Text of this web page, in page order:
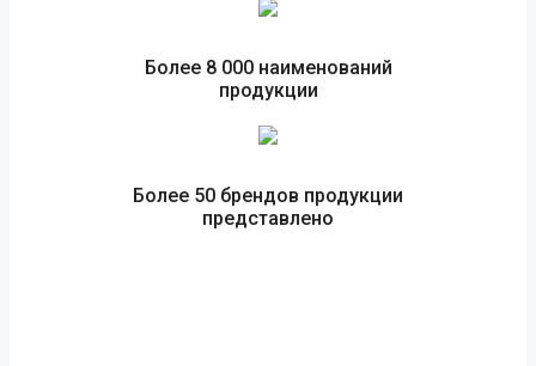
Более 8 000 наименований
продукции
Более 50 брендов продукции
представлено